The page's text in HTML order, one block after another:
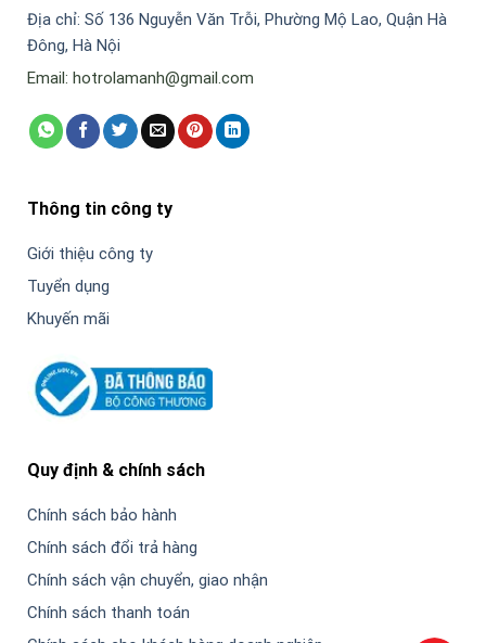
Địa chỉ: Số 136 Nguyễn Văn Trỗi, Phường Mộ Lao, Quận Hà
Đông, Hà Nội
Email: hotrolamanh@gmail.com
Thông tin công ty
Giới thiệu công ty
Tuyển dụng
Khuyến mãi
Quy định & chính sách
Chính sách bảo hành
Chính sách đổi trả hàng
Chính sách vận chuyển, giao nhận
Chính sách thanh toán